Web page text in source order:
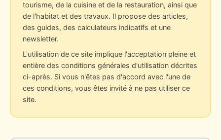
tourisme, de la cuisine et de la restauration, ainsi que
de l'habitat et des travaux. Il propose des articles,
des guides, des calculateurs indicatifs et une
newsletter.
L'utilisation de ce site implique l'acceptation pleine et
entière des conditions générales d'utilisation décrites
ci-après. Si vous n'êtes pas d'accord avec l'une de
ces conditions, vous êtes invité à ne pas utiliser ce
site.